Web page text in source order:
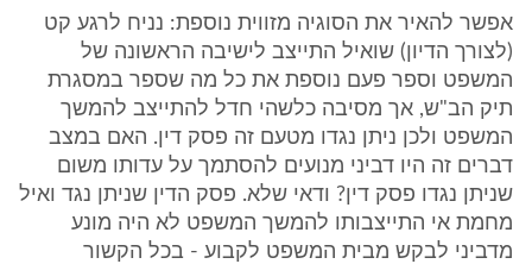
אפשר להאיר את הסוגיה מזווית נוספת: נניח לרגע קט
(לצורך הדיון) שואיל התייצב לישיבה הראשונה של
המשפט וספר פעם נוספת את כל מה שספר במסגרת
תיק הב"ש, אך מסיבה כלשהי חדל להתייצב להמשך
המשפט ולכן ניתן נגדו מטעם זה פסק דין. האם במצב
דברים זה היו דביני מנועים להסתמך על עדותו משום
שניתן נגדו פסק דין? ודאי שלא. פסק הדין שניתן נגד ואיל
מחמת אי התייצבותו להמשך המשפט לא היה מונע
מדביני לבקש מבית המשפט לקבוע - בכל הקשור